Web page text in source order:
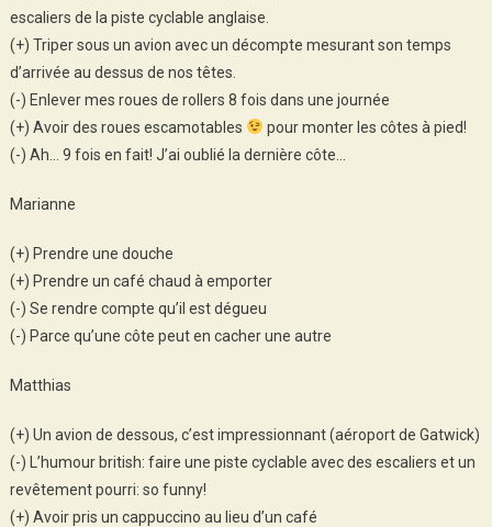
escaliers de la piste cyclable anglaise.
(+) Triper sous un avion avec un décompte mesurant son temps
d’arrivée au dessus de nos têtes.
(-) Enlever mes roues de rollers 8 fois dans une journée
(+) Avoir des roues escamotables
pour monter les côtes à pied!
(-) Ah… 9 fois en fait! J’ai oublié la dernière côte…
Marianne
(+) Prendre une douche
(+) Prendre un café chaud à emporter
(-) Se rendre compte qu’il est dégueu
(-) Parce qu’une côte peut en cacher une autre
Matthias
(+) Un avion de dessous, c’est impressionnant (aéroport de Gatwick)
(-) L’humour british: faire une piste cyclable avec des escaliers et un
revêtement pourri: so funny!
(+) Avoir pris un cappuccino au lieu d’un café